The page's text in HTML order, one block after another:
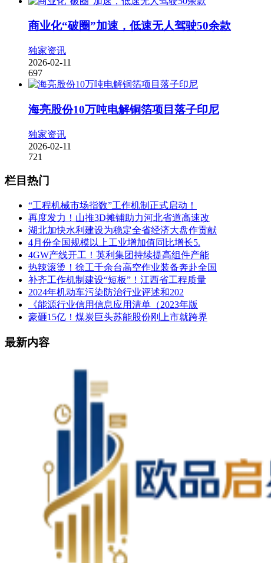
商业化“破圈”加速，低速无人驾驶50余款
独家资讯
2026-02-11
697
海亮股份10万吨电解铜箔项目落子印尼
独家资讯
2026-02-11
721
栏目热门
“工程机械市场指数”工作机制正式启动！
再度发力！山推3D摊铺助力河北省道高速改
湖北加快水利建设为稳定全省经济大盘作贡献
4月份全国规模以上工业增加值同比增长5.
4GW产线开工！英利集团持续提高组件产能
热辣滚烫！徐工千余台高空作业装备奔赴全国
补齐工作机制建设“短板”！江西省工程质量
2024年机动车污染防治行业评述和202
《能源行业信用信息应用清单（2023年版
豪砸15亿！煤炭巨头苏能股份刚上市就跨界
最新内容